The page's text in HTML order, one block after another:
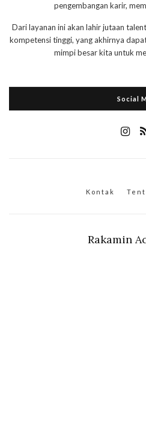
pengembangan karir,
Dari layanan ini akan lahir jutaan
kompetensi tinggi, yang akhirnya
mimpi besar kita untuk
Social
Kontak
Rakamin